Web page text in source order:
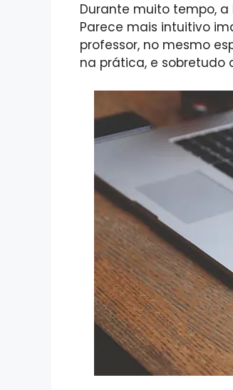
Durante muito tempo,
Parece mais intuitivo
professor, no mesmo
na prática, e sobretudo